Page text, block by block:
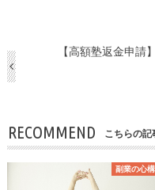
【高額塾返金申請
RECOMMEND こちらの記
副業の心構